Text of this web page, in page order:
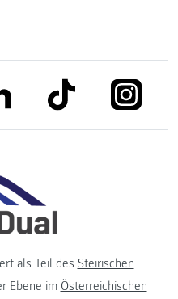
link to linkedinlink to tiktok
als Teil des Steirischen
Ebene im Österreichischen